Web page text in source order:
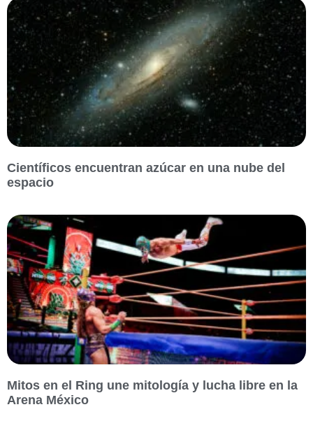
Científicos encuentran azúcar en una nube del
espacio
Mitos en el Ring une mitología y lucha libre en la
Arena México